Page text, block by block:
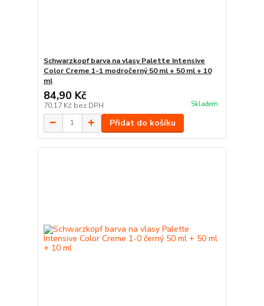
Schwarzkopf barva na vlasy Palette Intensive
Color Creme 1-1 modročerný 50 ml + 50 ml + 10
ml
84,90 Kč
70,17 Kč bez DPH Skladem
Přidat do košíku